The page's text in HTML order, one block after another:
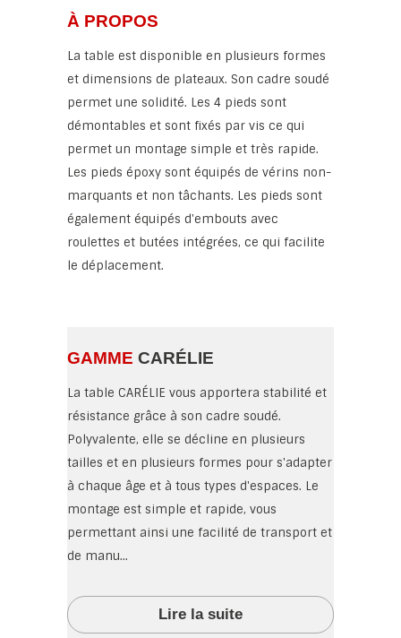
À PROPOS
La table est disponible en plusieurs formes
et dimensions de plateaux. Son cadre soudé
permet une solidité. Les 4 pieds sont
démontables et sont fixés par vis ce qui
permet un montage simple et très rapide.
Les pieds époxy sont équipés de vérins non-
marquants et non tâchants. Les pieds sont
également équipés d'embouts avec
roulettes et butées intégrées, ce qui facilite
le déplacement.
GAMME CARÉLIE
La table CARÉLIE vous apportera stabilité et
résistance grâce à son cadre soudé.
Polyvalente, elle se décline en plusieurs
tailles et en plusieurs formes pour s'adapter
à chaque âge et à tous types d'espaces. Le
montage est simple et rapide, vous
permettant ainsi une facilité de transport et
de manu...
Lire la suite